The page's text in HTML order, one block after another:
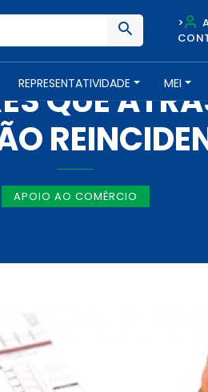
>
REPRESENTATIVIDADE MEI
-11 DE JUNHO DE 2019
QUE
APOIO AO COMÉRCIO